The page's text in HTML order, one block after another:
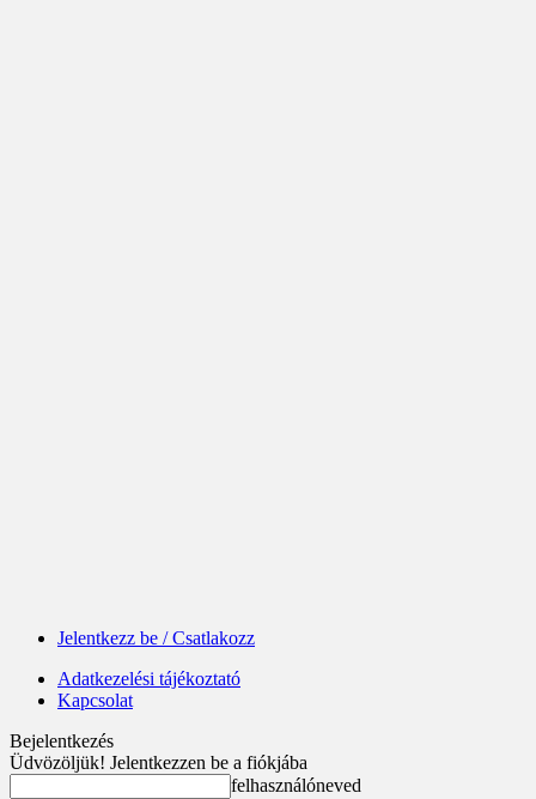
Jelentkezz be / Csatlakozz
Adatkezelési tájékoztató
Kapcsolat
Bejelentkezés
Üdvözöljük! Jelentkezzen be a fiókjába
felhasználóneved